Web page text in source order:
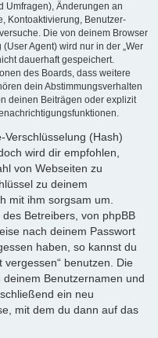
Umfragen), Änderungen an
Kontoaktivierung, Benutzer-
Die von deinem Browser
Agent) wird nur in der „Wer
dauerhaft gespeichert.
des Boards, dass weitere
dein Abstimmungsverhalten
deinen Beiträgen oder explizit
Verschlüsselung (Hash)
wird dir empfohlen,
von Webseiten zu
zu deinem
mit ihm sorgsam um.
Betreibers, von phpBB
nach deinem Passwort
haben, so kannst du
vergessen“ benutzen. Die
Benutzernamen und
ein neu
mit dem du dann auf das